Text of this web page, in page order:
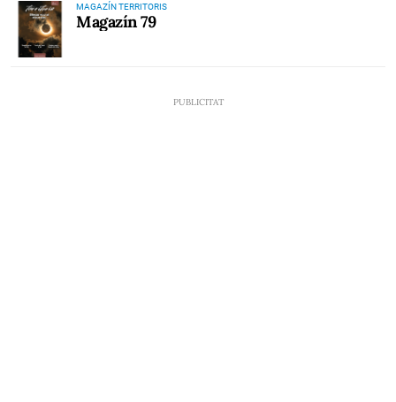
MAGAZÍN TERRITORIS
Magazín 79